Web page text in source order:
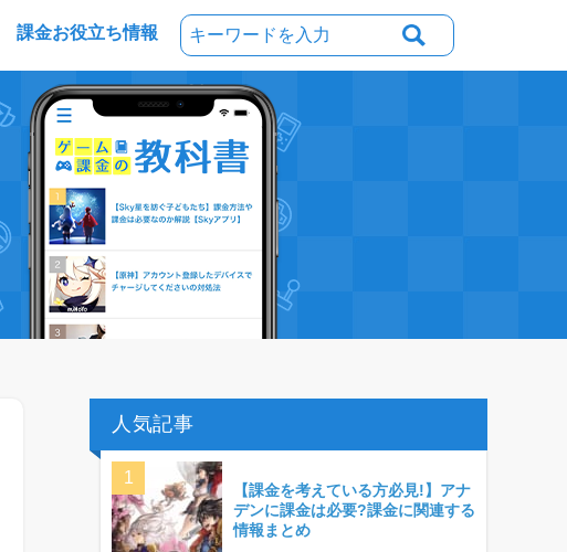
課金お役立ち情報
人気記事
【課金を考えている方必見!】アナ
デンに課金は必要?課金に関連する
情報まとめ